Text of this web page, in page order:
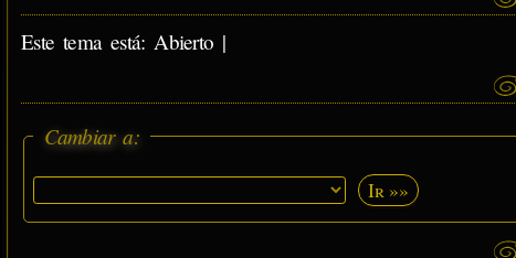
Este tema está: Abierto |
Cambiar a:
Ir »»